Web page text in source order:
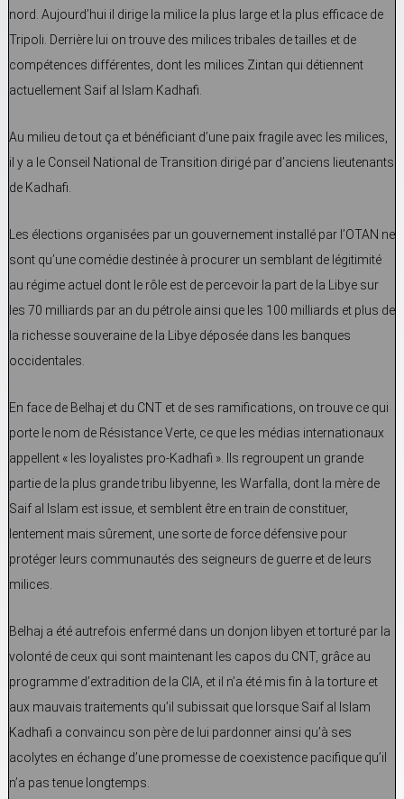
nord. Aujourd’hui il dirige la milice la plus large et la plus efficace de
Tripoli. Derrière lui on trouve des milices tribales de tailles et de
compétences différentes, dont les milices Zintan qui détiennent
actuellement Saif al Islam Kadhafi.
Au milieu de tout ça et bénéficiant d’une paix fragile avec les milices,
il y a le Conseil National de Transition dirigé par d’anciens lieutenants
de Kadhafi.
Les élections organisées par un gouvernement installé par l’OTAN ne
sont qu’une comédie destinée à procurer un semblant de légitimité
au régime actuel dont le rôle est de percevoir la part de la Libye sur
les 70 milliards par an du pétrole ainsi que les 100 milliards et plus de
la richesse souveraine de la Libye déposée dans les banques
occidentales.
En face de Belhaj et du CNT et de ses ramifications, on trouve ce qui
porte le nom de Résistance Verte, ce que les médias internationaux
appellent « les loyalistes pro-Kadhafi ». Ils regroupent un grande
partie de la plus grande tribu libyenne, les Warfalla, dont la mère de
Saif al Islam est issue, et semblent être en train de constituer,
lentement mais sûrement, une sorte de force défensive pour
protéger leurs communautés des seigneurs de guerre et de leurs
milices.
Belhaj a été autrefois enfermé dans un donjon libyen et torturé par la
volonté de ceux qui sont maintenant les capos du CNT, grâce au
programme d’extradition de la CIA, et il n’a été mis fin à la torture et
aux mauvais traitements qu’il subissait que lorsque Saif al Islam
Kadhafi a convaincu son père de lui pardonner ainsi qu’à ses
acolytes en échange d’une promesse de coexistence pacifique qu’il
n’a pas tenue longtemps.